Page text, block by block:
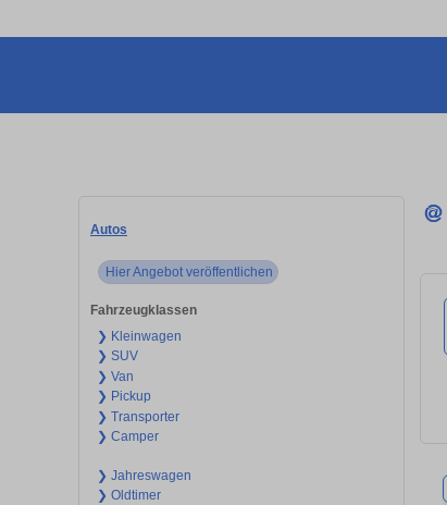
Autos
Hier Angebot veröffentlichen
Fahrzeugklassen
❯ Kleinwagen
❯ SUV
❯ Van
❯ Pickup
❯ Transporter
❯ Camper
❯ Jahreswagen
❯ Oldtimer